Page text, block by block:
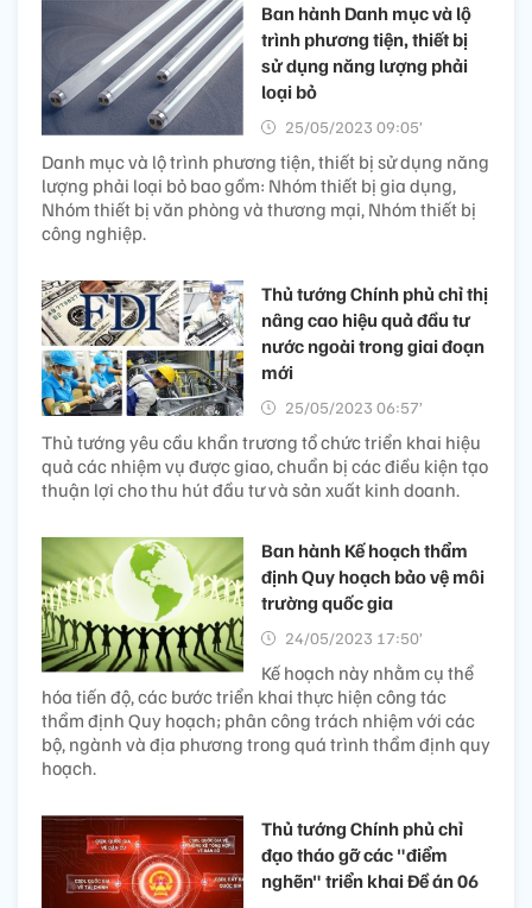
Ban hành Danh mục và lộ
trình phương tiện, thiết bị
sử dụng năng lượng phải
loại bỏ
25/05/2023 09:05’
Danh mục và lộ trình phương tiện, thiết bị sử dụng năng
lượng phải loại bỏ bao gồm: Nhóm thiết bị gia dụng,
Nhóm thiết bị văn phòng và thương mại, Nhóm thiết bị
công nghiệp.
Thủ tướng Chính phủ chỉ thị
nâng cao hiệu quả đầu tư
nước ngoài trong giai đoạn
mới
25/05/2023 06:57’
Thủ tướng yêu cầu khẩn trương tổ chức triển khai hiệu
quả các nhiệm vụ được giao, chuẩn bị các điều kiện tạo
thuận lợi cho thu hút đầu tư và sản xuất kinh doanh.
Ban hành Kế hoạch thẩm
định Quy hoạch bảo vệ môi
trường quốc gia
24/05/2023 17:50’
Kế hoạch này nhằm cụ thể
hóa tiến độ, các bước triển khai thực hiện công tác
thẩm định Quy hoạch; phân công trách nhiệm với các
bộ, ngành và địa phương trong quá trình thẩm định quy
hoạch.
Thủ tướng Chính phủ chỉ
đạo tháo gỡ các "điểm
nghẽn" triển khai Đề án 06